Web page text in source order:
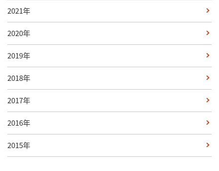
2021年
2020年
2019年
2018年
2017年
2016年
2015年